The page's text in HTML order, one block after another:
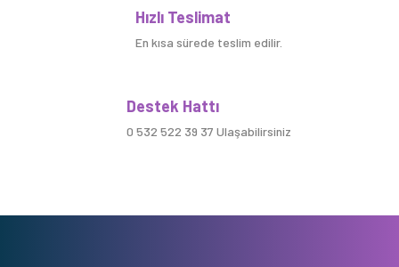
Hızlı Teslimat
En kısa sürede teslim edilir.
Destek Hattı
0 532 522 39 37 Ulaşabilirsiniz